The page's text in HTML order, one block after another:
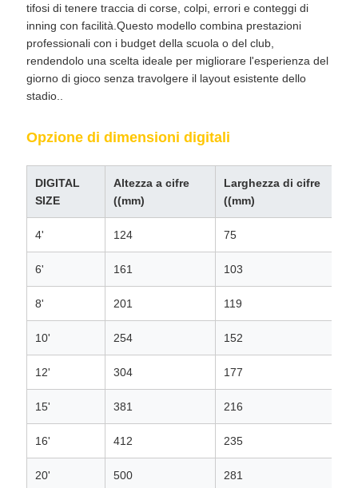
tifosi di tenere traccia di corse, colpi, errori e conteggi di
inning con facilità.Questo modello combina prestazioni
professionali con i budget della scuola o del club,
rendendolo una scelta ideale per migliorare l'esperienza del
giorno di gioco senza travolgere il layout esistente dello
stadio..
Opzione di dimensioni digitali
DIGITAL
SIZE
Altezza a cifre
((mm)
Larghezza di cifre
((mm)
4' 124 75
6' 161 103
8' 201 119
10' 254 152
12' 304 177
15' 381 216
16' 412 235
20' 500 281